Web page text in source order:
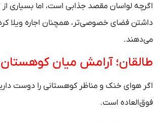
اگرچه لواسان مقصد جذابی است، اما بسیاری از
داشتن فضای خصوصی‌تر، همچنان اجاره ویلا
می‌دهند.
طالقان؛ آرامش میان کوهستان
اگر هوای خنک و مناظر کوهستانی را دوست
فوق‌العاده است.